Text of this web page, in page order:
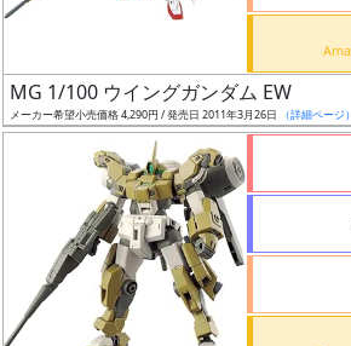
況
売
始
前
MG 1/100 ウイングガンダム EW
メーカー希望小売価格 4,290円 / 発売日 2011年3月26日 （詳細ページ）